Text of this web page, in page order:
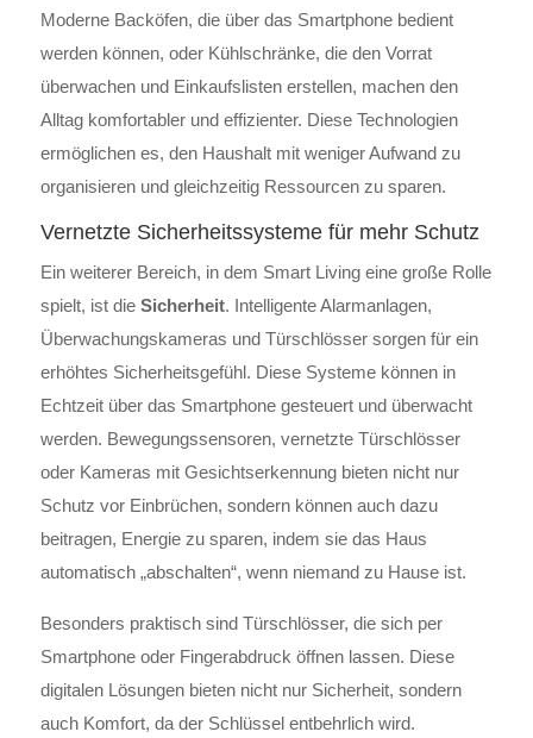
Moderne Backöfen, die über das Smartphone bedient
werden können, oder Kühlschränke, die den Vorrat
überwachen und Einkaufslisten erstellen, machen den
Alltag komfortabler und effizienter. Diese Technologien
ermöglichen es, den Haushalt mit weniger Aufwand zu
organisieren und gleichzeitig Ressourcen zu sparen.
Vernetzte Sicherheitssysteme für mehr Schutz
Ein weiterer Bereich, in dem Smart Living eine große Rolle
spielt, ist die Sicherheit. Intelligente Alarmanlagen,
Überwachungskameras und Türschlösser sorgen für ein
erhöhtes Sicherheitsgefühl. Diese Systeme können in
Echtzeit über das Smartphone gesteuert und überwacht
werden. Bewegungssensoren, vernetzte Türschlösser
oder Kameras mit Gesichtserkennung bieten nicht nur
Schutz vor Einbrüchen, sondern können auch dazu
beitragen, Energie zu sparen, indem sie das Haus
automatisch „abschalten“, wenn niemand zu Hause ist.
Besonders praktisch sind Türschlösser, die sich per
Smartphone oder Fingerabdruck öffnen lassen. Diese
digitalen Lösungen bieten nicht nur Sicherheit, sondern
auch Komfort, da der Schlüssel entbehrlich wird.